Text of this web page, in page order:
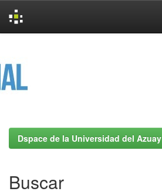
Dspace de la Universidad del Azuay
Buscar